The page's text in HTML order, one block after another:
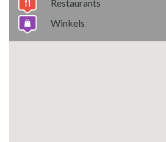
Restaurants
Winkels